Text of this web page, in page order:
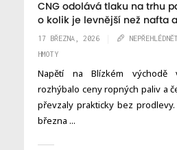
CNG odolává tlaku na trhu
o kolik je levnější než nafta
17 BŘEZNA, 2026
HMOTY
Napětí na Blízkém východě
rozhýbalo ceny ropných paliv a
převzaly prakticky bez
března ...